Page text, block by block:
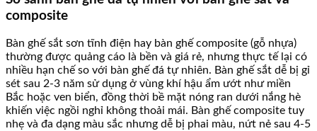
composite
Bàn ghế sắt sơn tĩnh điện hay bàn ghế composite (gỗ nhựa)
thường được quảng cáo là bền và giá rẻ, nhưng thực tế lại có
nhiều hạn chế so với bàn ghế đá tự nhiên. Bàn ghế sắt dễ bị gỉ
sét sau 2-3 năm sử dụng ở vùng khí hậu ẩm ướt như miền
Bắc hoặc ven biển, đồng thời bề mặt nóng ran dưới nắng hè
khiến việc ngồi nghỉ không thoải mái. Bàn ghế composite tuy
nhẹ và đa dạng màu sắc nhưng dễ bị phai màu, nứt nẻ sau 4-5